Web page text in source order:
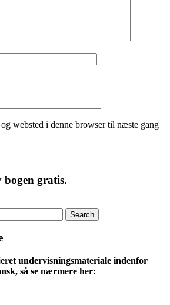
websted i denne browser til næste gang
bogen gratis.
undervisningsmateriale indenfor
så se nærmere her: